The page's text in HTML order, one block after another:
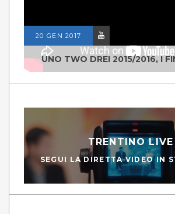
20 GEN 2017
TRENTINO LIVE
SEGUI LA DIRETTA VIDEO IN